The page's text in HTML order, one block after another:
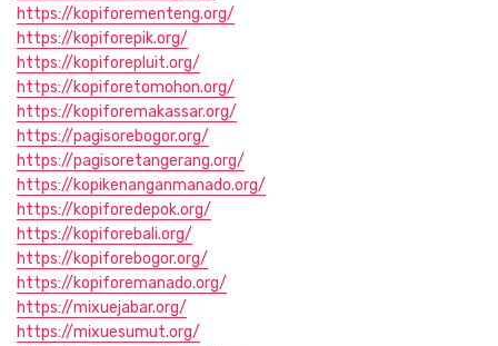
https://kopiforementeng.org/
https://kopiforepik.org/
https://kopiforepluit.org/
https://kopiforetomohon.org/
https://kopiforemakassar.org/
https://pagisorebogor.org/
https://pagisoretangerang.org/
https://kopikenanganmanado.org/
https://kopiforedepok.org/
https://kopiforebali.org/
https://kopiforebogor.org/
https://kopiforemanado.org/
https://mixuejabar.org/
https://mixuesumut.org/